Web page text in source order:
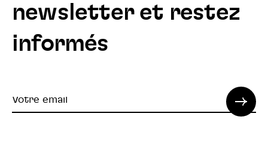
newsletter et restez
informés
Votre